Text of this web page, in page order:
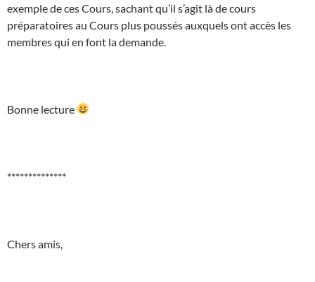
exemple de ces Cours, sachant qu’il s’agit là de cours
préparatoires au Cours plus poussés auxquels ont accès les
membres qui en font la demande.
Bonne lecture
**************
Chers amis,